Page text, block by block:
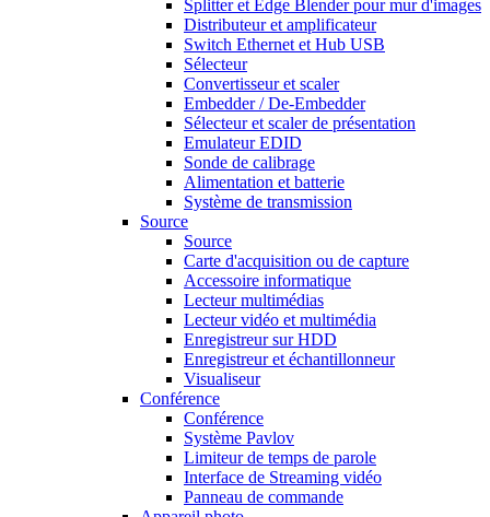
Splitter et Edge Blender pour mur d'images
Distributeur et amplificateur
Switch Ethernet et Hub USB
Sélecteur
Convertisseur et scaler
Embedder / De-Embedder
Sélecteur et scaler de présentation
Emulateur EDID
Sonde de calibrage
Alimentation et batterie
Système de transmission
Source
Source
Carte d'acquisition ou de capture
Accessoire informatique
Lecteur multimédias
Lecteur vidéo et multimédia
Enregistreur sur HDD
Enregistreur et échantillonneur
Visualiseur
Conférence
Conférence
Système Pavlov
Limiteur de temps de parole
Interface de Streaming vidéo
Panneau de commande